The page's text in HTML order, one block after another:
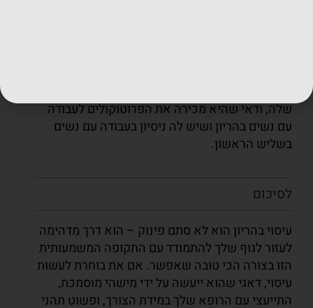
שלה, ודאי שהיא מכירה את הפרוטוקולים לעבודה
עם נשים בהריון ושיש לה ניסיוןבעבודה עם נשים
בשליש הראשון.
לסיכום
עיסוי בהריון הוא לא סתם פינוק – הוא דרך מדהימה
לעזור לגוף שלך להתמודד עם התקופה המשמעותית
הזו בצורה הכי טובה שאפשר. אם את בוחרת לעשות
עיסוי, דאגי שהוא ייעשה על ידי מישהי מוסמכת,
התייעצי עם הרופא שלך במידת הצורך, ופשוט תהני